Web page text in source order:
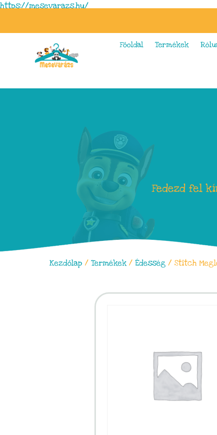
https://mesevarazs.hu/
Főoldal Termékek
Fedezd fel
Kezdőlap / Termékek / Édesség / Stitch